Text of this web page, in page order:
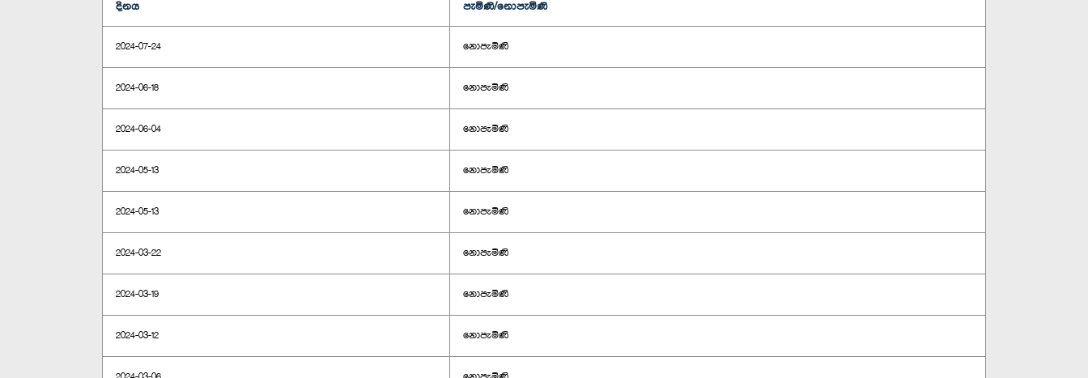
දිනය පැමිණි/නොපැමිණි
2024-07-24 නොපැමිණි
2024-06-18 නොපැමිණි
2024-06-04 නොපැමිණි
2024-05-13 නොපැමිණි
2024-05-13 නොපැමිණි
2024-03-22 නොපැමිණි
2024-03-19 නොපැමිණි
2024-03-12 නොපැමිණි